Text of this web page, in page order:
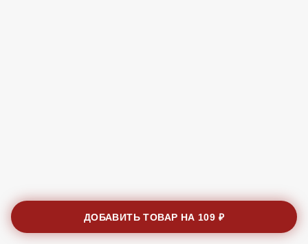
ДОБАВИТЬ ТОВАР НА 109 ₽